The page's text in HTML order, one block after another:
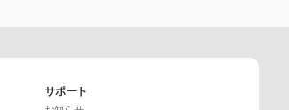
サポート